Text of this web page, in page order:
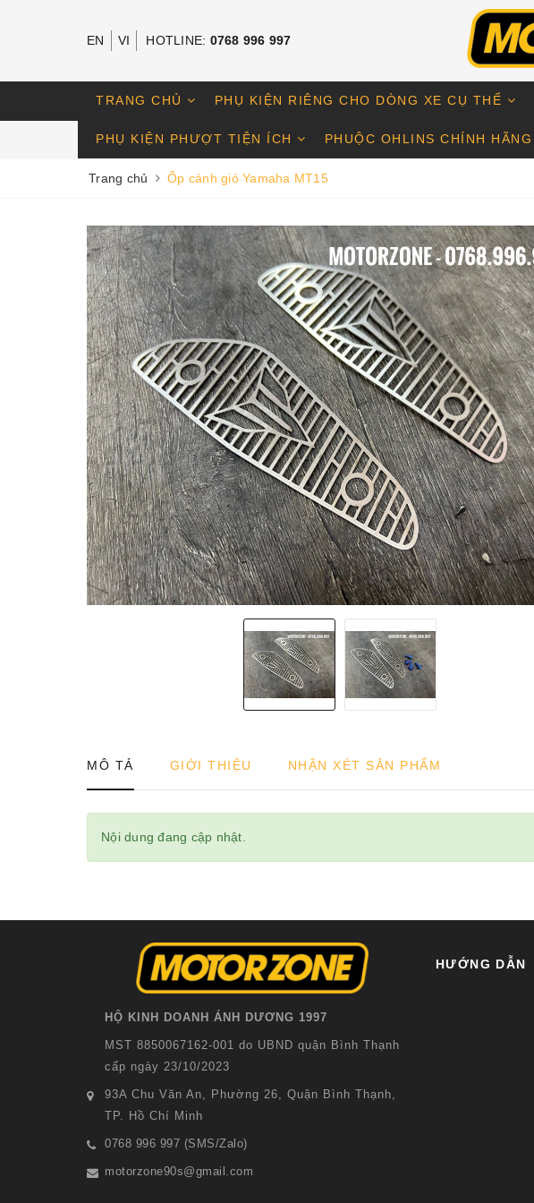
EN VI HOTLINE: 0768 996 997
TRANG CHỦ PHỤ KIỆN RIÊNG CHO DÒNG XE CỤ THỂ
PHỤ KIỆN PHƯỢT TIỆN ÍCH PHUỘC OHLINS CHÍNH HÃNG
Trang chủ Ốp cánh gió Yamaha MT15
MÔ TẢ GIỚI THIỆU NHẬN XÉT SẢN PHẨM
Nội dung đang cập nhật.
HỘ KINH DOANH ÁNH DƯƠNG 1997
MST 8850067162-001 do UBND quận Bình Thạnh
cấp ngày 23/10/2023
93A Chu Văn An, Phường 26, Quận Bình Thạnh,
TP. Hồ Chí Minh
0768 996 997 (SMS/Zalo)
motorzone90s@gmail.com
HƯỚNG DẪN